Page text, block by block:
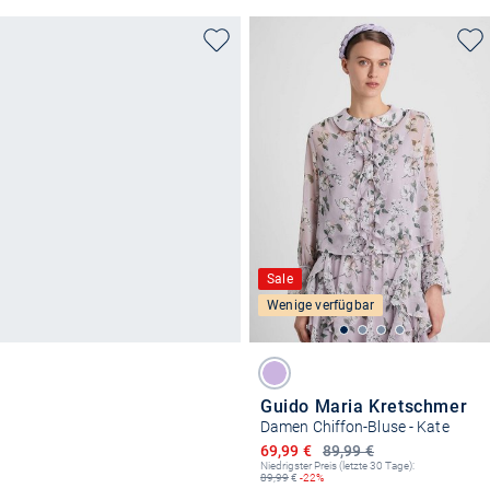
Sale
Wenige verfügbar
Guido Maria Kretschmer
Damen Chiffon-Bluse - Kate
89,99 €
Ermäßigter Preis
69,99 €
Niedrigster Preis (letzte 30 Tage):
89,99€ -22%